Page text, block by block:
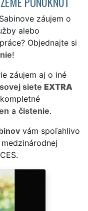
záujem o
alebo
Objednajte si
!
záujem aj o iné
siete EXTRA
a čistenie.
vám spoľahlivo